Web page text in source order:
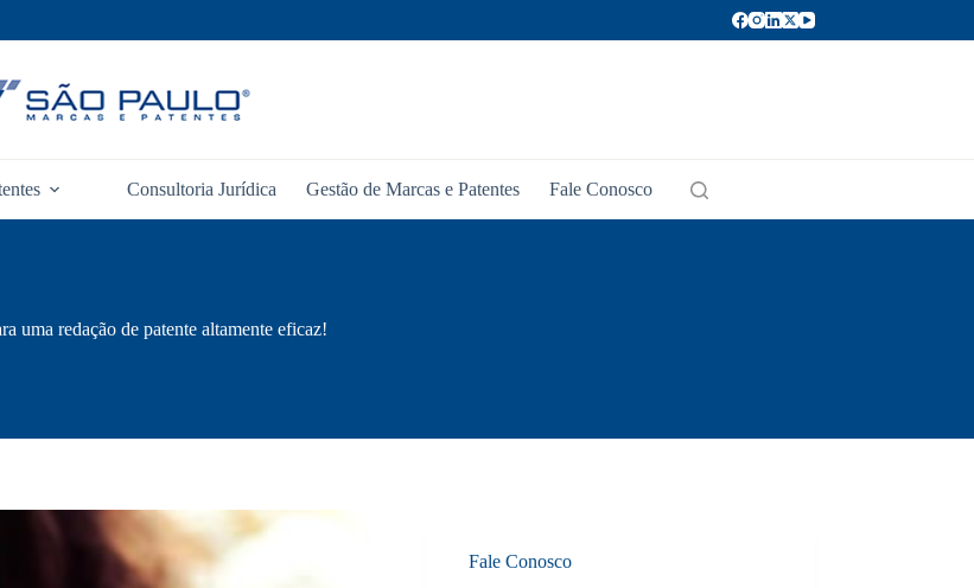
Consultoria Jurídica Gestão de Marcas e Patentes Fale Conosco
uma redação de patente altamente eficaz!
Fale Conosco